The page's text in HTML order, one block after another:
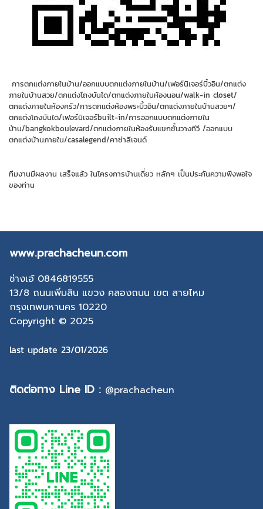
การตกแต่งภายในบ้าน/ออกแบบตกแต่งภายในบ้าน/เฟอร์นิเจอร์บิ้วอิน/ตกแต่ง
ภายในบ้านสวย/ตกแต่งโถงบันได/ตกแต่งภายในห้องนอน/walk-in closet/
ตกแต่งภายในห้องครัว/การตกแต่งห้องพระบิ้วอิน/ตกแต่งภายในบ้านสวยๆ/
ตกแต่งโถงบันได/เฟอร์นิเจอร์built-in/การออกแบบตกแต่งภายใน
บ้าน/bangkokboulevard/ตกแต่งภายในห้องรับแขกชั้นวางทีวี /ออกแบบ
ตกแต่งบ้านภายใน/casalegend/คาซ่าลีเจนด์
ทีมงานมีผลงาน เสร็จแล้ว ในโครงการบ้านเดี่ยว หลักๆ เป็นประกันความพึงพอใจ
ของท่าน
www.prachacheun.com
ช่างเอ้ 0846819555
13/8 ถนนเพิ่มสิน แขวง คลองถนน เขต สายไหม
กรุงเทพมหานคร 10220
Copyright © 2025
last update 23/01/2026
ติดต่อทาง Line ID : @prachacheun